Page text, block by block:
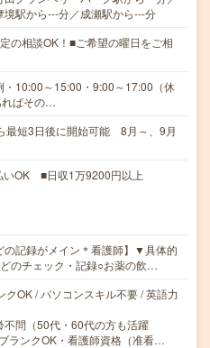
駅から---分／成瀬駅から---分
の相談OK！■ご希望の曜日をご相
・10:00～15:00・9:00～17:00（休
ればその…
短3日後に開始可能 8月～、9月
OK ■日収1万9200円以上
の記録がメイン＊看護師】▼具体的
のチェック・記録○お薬の飲…
クOK / パソコンスキル不要 / 英語力
問（50代・60代の方も活躍
ランクOK・看護師資格（准看…